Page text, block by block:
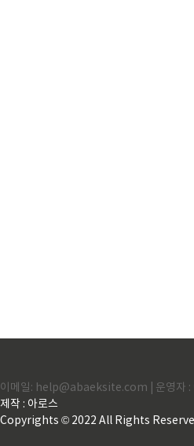
이메일: help@abaeksite.com | 운영자 :
제작 : 아로스
Copyrights © 2022 All Rights